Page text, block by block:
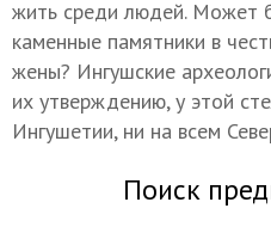
жить среди людей. Может
каменные памятники в
жены? Ингушские
их утверждению, у этой
Ингушетии, ни на всем
Поиск